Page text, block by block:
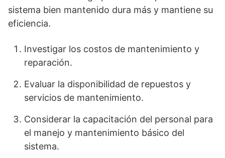
sistema bien mantenido dura más y mantiene su
eficiencia.
Investigar los costos de mantenimiento y
reparación.
Evaluar la disponibilidad de repuestos y
servicios de mantenimiento.
Considerar la capacitación del personal para
el manejo y mantenimiento básico del
sistema.